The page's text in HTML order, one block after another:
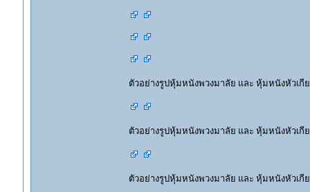
ตัวอย่างรูปหุ้มหนังพวงมาลัย และ หุ้มหนังหัวเกีย
ตัวอย่างรูปหุ้มหนังพวงมาลัย และ หุ้มหนังหัวเกีย
ตัวอย่างรูปหุ้มหนังพวงมาลัย และ หุ้มหนังหัวเกี